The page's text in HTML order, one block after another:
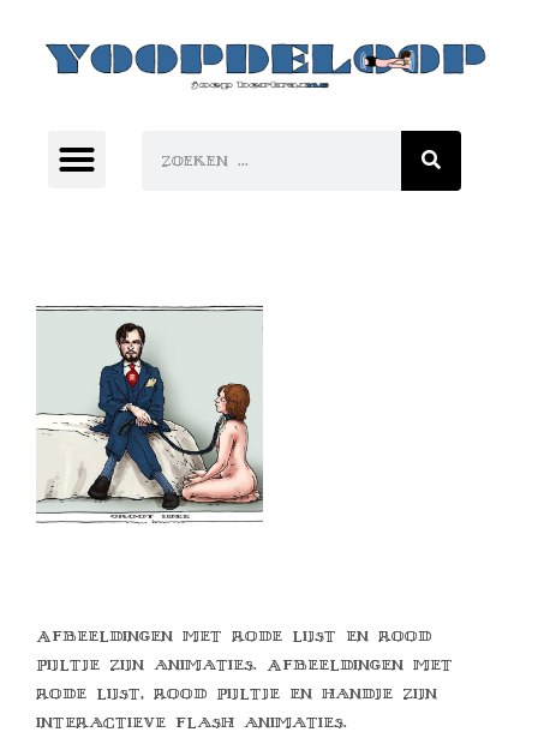
Afbeeldingen met rode lijst en rood
pijltje zijn animaties. Afbeeldingen met
rode lijst, rood pijltje en handje zijn
interactieve flash animaties.